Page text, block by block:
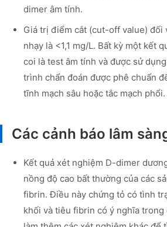
dimer âm tính.
Giá trị điểm cắt (cut-off value)
nhạy là <1,1 mg/L. Bất kỳ một kết
coi là test âm tính và được sử
trình chẩn đoán được phê chuẩn
tĩnh mạch sâu hoặc tắc mạch phổi.
Các cảnh báo lâm
Kết quả xét nghiệm D-dimer
nồng độ cao bất thường của các
fibrin. Điều này chứng tỏ có tình
khối và tiêu fibrin có ý nghĩa trong